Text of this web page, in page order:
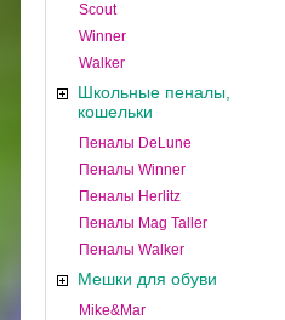
Scout
Winner
Walker
Школьные пеналы,
кошельки
Пеналы DeLune
Пеналы Winner
Пеналы Herlitz
Пеналы Mag Taller
Пеналы Walker
Мешки для обуви
Mike&Mar